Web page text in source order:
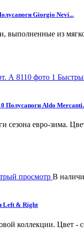
Giorgio Nevi...
выполненные из
Полусапоги Aldo
сезона евро-зима.
просмотр В
Left & Right
коллекции. Цвет -